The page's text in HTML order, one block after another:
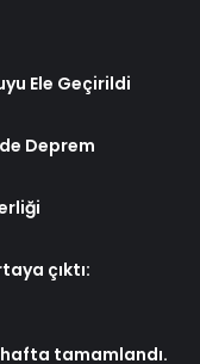
Ele Geçirildi
Deprem
çıktı:
hafta tamamlandı.